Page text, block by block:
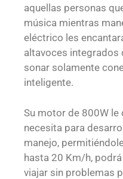
aquellas personas
música mientras
eléctrico les
altavoces integrados
sonar solamente
inteligente.
Su motor de 800W le
necesita para
manejo,
hasta 20 Km/h,
viajar sin problemas